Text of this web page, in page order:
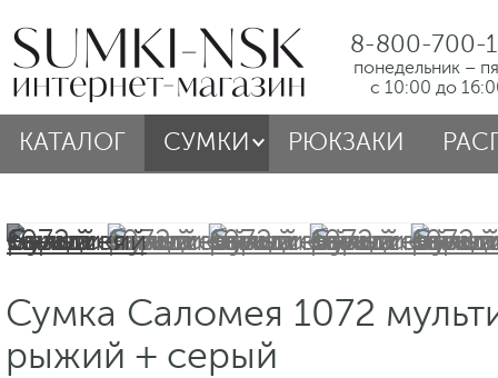
8-800-700-
понедельник –
с 10:00 до
КАТАЛОГ СУМКИ РЮКЗАКИ
Сумка Саломея 1072
рыжий + серый